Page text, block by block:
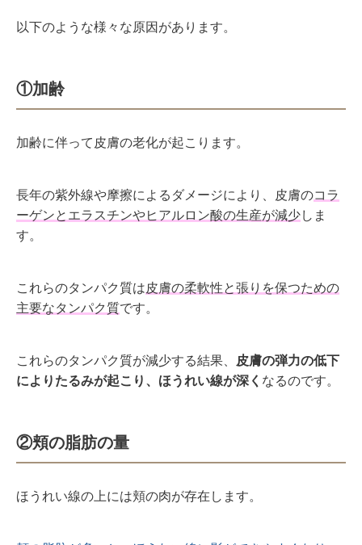
以下のような様々な原因があります。
①加齢
加齢に伴って皮膚の老化が起こります。
長年の紫外線や摩擦によるダメージにより、皮膚のコラ
ーゲンとエラスチンやヒアルロン酸の生産が減少しま
す。
これらのタンパク質は皮膚の柔軟性と張りを保つための
主要なタンパク質です。
これらのタンパク質が減少する結果、
皮膚の弾力の低下
によりたるみが起こり、ほうれい線が深く なるのです。
②頬の脂肪の量
ほうれい線の上には頬の肉が存在します。